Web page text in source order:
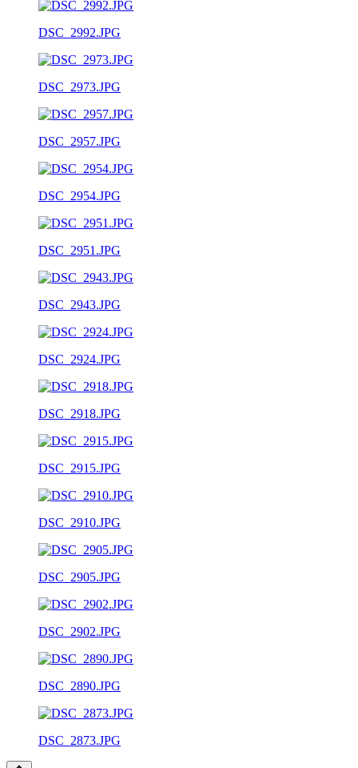
DSC_2992.JPG
DSC_2973.JPG
DSC_2957.JPG
DSC_2954.JPG
DSC_2951.JPG
DSC_2943.JPG
DSC_2924.JPG
DSC_2918.JPG
DSC_2915.JPG
DSC_2910.JPG
DSC_2905.JPG
DSC_2902.JPG
DSC_2890.JPG
DSC_2873.JPG